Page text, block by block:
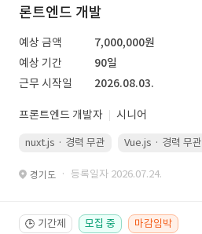
론트엔드 개발
예상 금액
7,000,000원
예상 기간
90일
근무 시작일
2026.08.03.
프론트엔드 개발자 시니어
nuxt.js · 경력 무관 Vue.js · 경력 무관
경기도 · 등록일자 2026.07.24.
🕒 기간제 모집 중 마감임박